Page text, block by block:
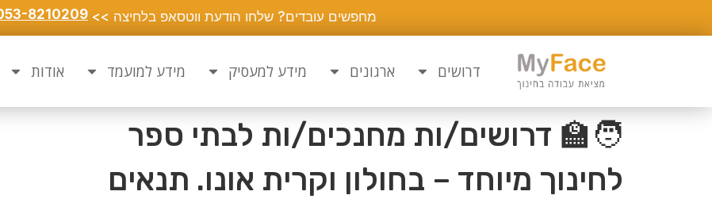
מחפשים עובדים? שלחו הודעת ווטסאפ בלחיצה >> 8210209
דרושים ארגונים מידע למעסיק מידע למועמד אודות
🧑‍🏫 דרושים/ות מחנכים/ות לבתי ספר
לחינוך מיוחד – בחולון וקרית אונו. תנאים